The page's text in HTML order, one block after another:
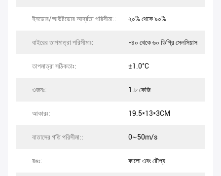
ইনডোর/আউটডোর আর্দ্রতা পরিসীমা:: ২০% থেকে ৯০%
বাইরের তাপমাত্রা পরিসীমাঃ: -৪০ থেকে ৬০ ডিগ্রি সেলসিয়াস
তাপমাত্রা সঠিকতাঃ: ±1.0°C
ওজনঃ: 1.৮ কেজি
আকারঃ: 19.5*13*3CM
বাতাসের গতি পরিসীমা:: 0~50m/s
রঙঃ: কালো এবং রৌপ্য